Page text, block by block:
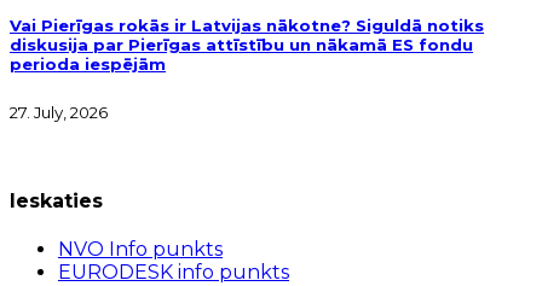
Vai Pierīgas rokās ir Latvijas nākotne? Siguldā notiks
diskusija par Pierīgas attīstību un nākamā ES fondu
perioda iespējām
27. July, 2026
Ieskaties
NVO Info punkts
EURODESK info punkts